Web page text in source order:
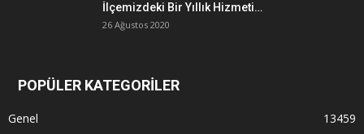
İlçemizdeki Bir Yıllık Hizmeti…
26 Ağustos 2020
POPÜLER KATEGORİLER
Genel
13459